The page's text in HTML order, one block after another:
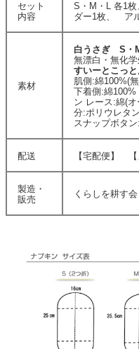
セット
内容
S・M・L 各1
ダー1枚、 ア
素材
白うさぎ S・
無漂白・無化
すいーとこっ
肌側:綿100%(
下着側:綿100%
ン レース:綿(
分:ポリウレタ
スナップボタ
配送 【宅配便】 【
製造・
販売
くらしを耕す